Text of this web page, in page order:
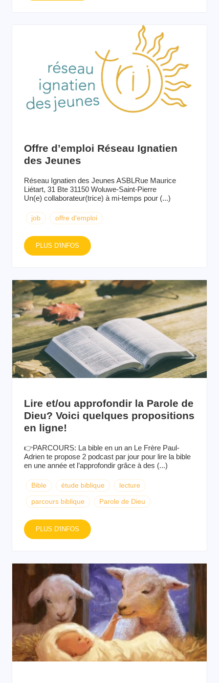
Offre d’emploi Réseau Ignatien
des Jeunes
Réseau Ignatien des Jeunes ASBLRue Maurice
Liétart, 31 Bte 31150 Woluwe-Saint-Pierre
Un(e) collaborateur(trice) à mi-temps pour (...)
job offre d'emploi
PLUS D'INFOS
Lire et/ou approfondir la Parole de
Dieu? Voici quelques propositions
en ligne!
👉PARCOURS: La bible en un an Le Frère Paul-
Adrien te propose 2 podcast par jour pour lire la bible
en une année et l’approfondir grâce à des (...)
Bible étude biblique lecture
parcours biblique Parole de Dieu
PLUS D'INFOS